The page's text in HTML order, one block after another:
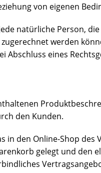
von eigenen
natürliche Person,
werden
Abschluss eines
den Kunden.
in den Online-Shop
gelegt und den